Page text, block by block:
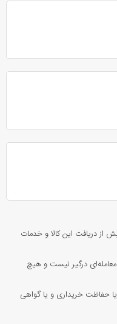
از دریافت این کالا و خدمات
درگیر نیست و هیچ
حفاظت خریداری و یا گواهی